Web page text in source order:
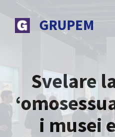
contenuto
GRUPEM
Svelare
i musei